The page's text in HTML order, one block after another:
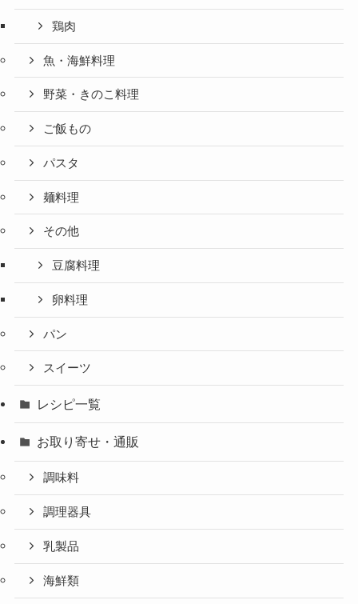
鶏肉
魚・海鮮料理
野菜・きのこ料理
ご飯もの
パスタ
麺料理
その他
豆腐料理
卵料理
パン
スイーツ
レシピ一覧
お取り寄せ・通販
調味料
調理器具
乳製品
海鮮類